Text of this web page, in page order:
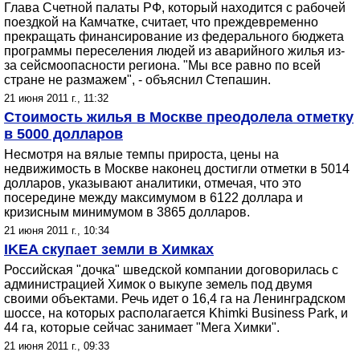
Глава Счетной палаты РФ, который находится с рабочей
поездкой на Камчатке, считает, что преждевременно
прекращать финансирование из федерального бюджета
программы переселения людей из аварийного жилья из-
за сейсмоопасности региона. "Мы все равно по всей
стране не размажем", - объяснил Степашин.
21 июня 2011 г., 11:32
Стоимость жилья в Москве преодолела отметку
в 5000 долларов
Несмотря на вялые темпы прироста, цены на
недвижимость в Москве наконец достигли отметки в 5014
долларов, указывают аналитики, отмечая, что это
посередине между максимумом в 6122 доллара и
кризисным минимумом в 3865 долларов.
21 июня 2011 г., 10:34
IKEA скупает земли в Химках
Российская "дочка" шведской компании договорилась с
администрацией Химок о выкупе земель под двумя
своими объектами. Речь идет о 16,4 га на Ленинградском
шоссе, на которых располагается Khimki Business Park, и
44 га, которые сейчас занимает "Мега Химки".
21 июня 2011 г., 09:33